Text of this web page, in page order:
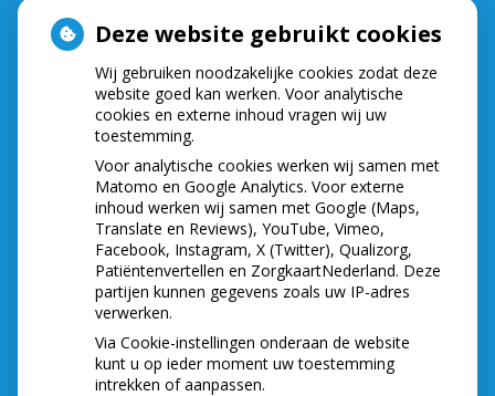
mond
hoede!
(Mond)zorgkosten gemaakt in 2025? Check of
die aftrekbaar zijn
ADRESGEGEVENS
Sint Annastraat 12
6524GB NIJMEGEN
024-3222555
info@sintanna12.nl
Deze website gebruikt cookies
Wij gebruiken noodzakelijke cookies zodat deze
website goed kan werken. Voor analytische
cookies en externe inhoud vragen wij uw
toestemming.
Voor analytische cookies werken wij samen met
Matomo en Google Analytics. Voor externe
inhoud werken wij samen met Google (Maps,
Translate en Reviews), YouTube, Vimeo,
Facebook, Instagram, X (Twitter), Qualizorg,
Patiëntenvertellen en ZorgkaartNederland. Deze
partijen kunnen gegevens zoals uw IP-adres
verwerken.
Via Cookie-instellingen onderaan de website
kunt u op ieder moment uw toestemming
intrekken of aanpassen.